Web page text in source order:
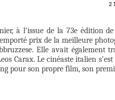
2
à l’issue de la 73e édition
prix de la meilleure
Elle avait également
Carax. Le cinéaste italien
pour son propre film, son